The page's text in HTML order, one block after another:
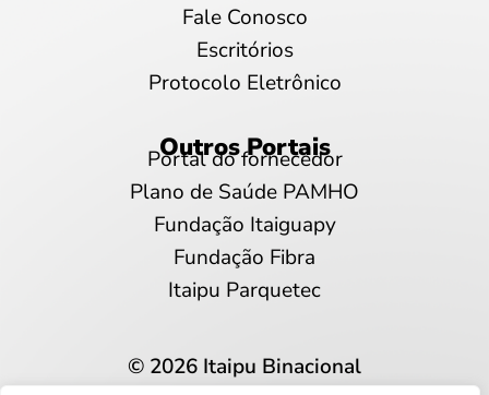
Fale Conosco
Escritórios
Protocolo Eletrônico
Outros Portais
Portal do fornecedor
Plano de Saúde PAMHO
Fundação Itaiguapy
Fundação Fibra
Itaipu Parquetec
© 2026 Itaipu Binacional